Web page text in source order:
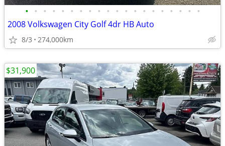
• • • • • • • • • • • • • • • • • • • •
2008 Volkswagen City Golf 4dr HB Auto
8/3 274,000km
$31,900